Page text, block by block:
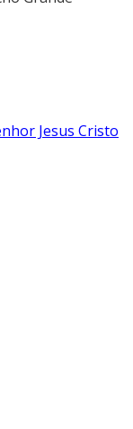
Jesus Cristo